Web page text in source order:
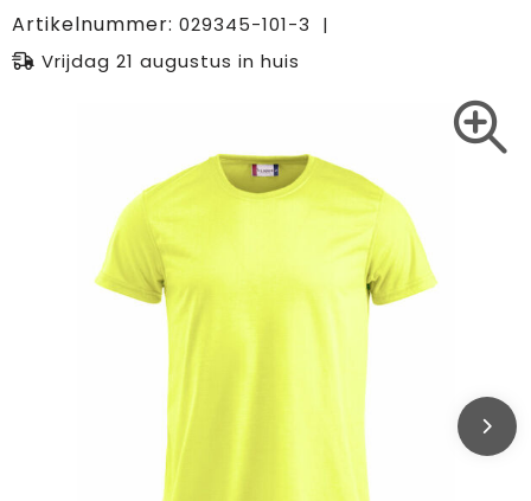
Artikelnummer: 029345-101-3
Vrijdag 21 augustus in huis